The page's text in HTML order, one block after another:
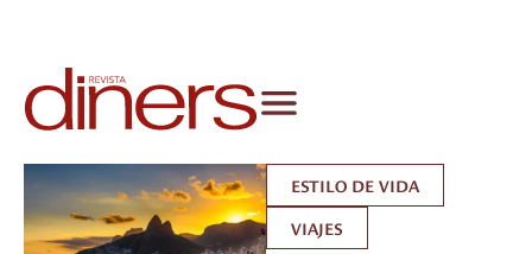
ESTILO DE VIDA
VIAJES